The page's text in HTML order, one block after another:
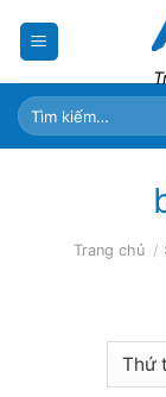
Tìm
kiếm:
Trang chủ /